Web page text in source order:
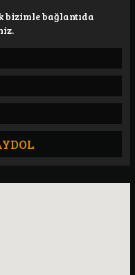
bizimle bağlantıda